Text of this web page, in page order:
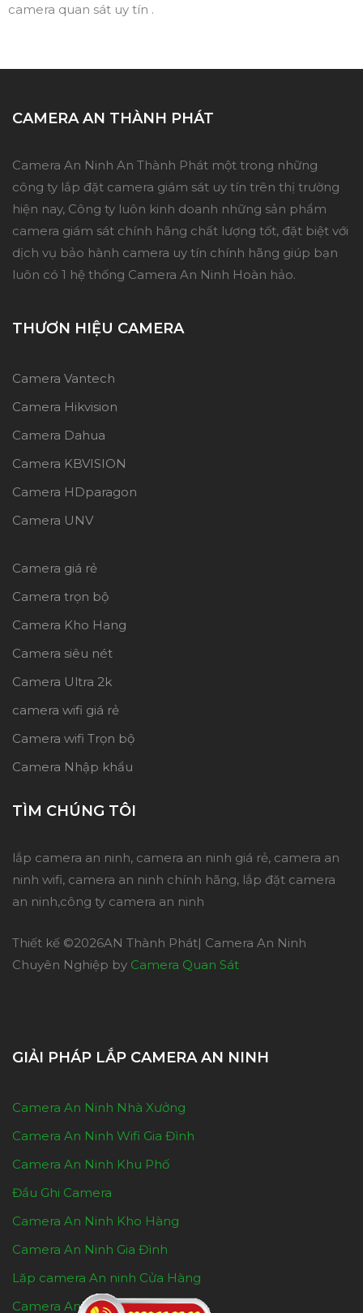
camera quan sát uy tín .
CAMERA AN THÀNH PHÁT
Camera An Ninh An Thành Phát một trong những
công ty lắp đặt camera giám sát uy tín trên thị trường
hiện nay, Công ty luôn kinh doanh những sản phẩm
camera giám sát chính hãng chất lượng tốt, đặt biệt với
dịch vụ bảo hành camera uy tín chính hãng giúp bạn
luôn có 1 hệ thống Camera An Ninh Hoàn hảo.
THƯƠN HIỆU CAMERA
Camera Vantech
Camera Hikvision
Camera Dahua
Camera KBVISION
Camera HDparagon
Camera UNV
Camera giá rẻ
Camera trọn bộ
Camera Kho Hang
Camera siêu nét
Camera Ultra 2k
camera wifi giá rẻ
Camera wifi Trọn bộ
Camera Nhập khẩu
TÌM CHÚNG TÔI
lắp camera an ninh, camera an ninh giá rẻ, camera an
ninh wifi, camera an ninh chính hãng, lắp đặt camera
an ninh,công ty camera an ninh
Thiết kế ©2026AN Thành Phát| Camera An Ninh
Chuyên Nghiệp by Camera Quan Sát
GIẢI PHÁP LẮP CAMERA AN NINH
Camera An Ninh Nhà Xưởng
Camera An Ninh Wifi Gia Đình
Camera An Ninh Khu Phố
Đầu Ghi Camera
Camera An Ninh Kho Hàng
Camera An Ninh Gia Đình
Lăp camera An ninh Cửa Hàng
Camera An Ninh Cho shop